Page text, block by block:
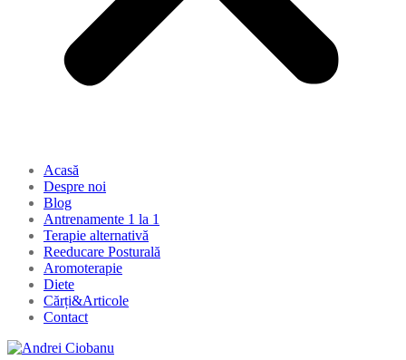
Acasă
Despre noi
Blog
Antrenamente 1 la 1
Terapie alternativă
Reeducare Posturală
Aromoterapie
Diete
Cărți&Articole
Contact